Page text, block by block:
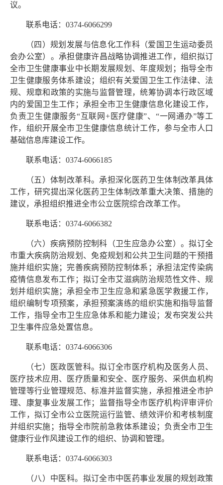
议。
联系电话：0374-6066299
（四）规划发展与信息化工作科（爱国卫生运动委员
会办公室）。承担健康许昌战略协调推进工作，组织拟订
全市卫生健康事业中长期发展规划、年度规划；指导全市
卫生健康服务体系建设；组织有关爱国卫生工作法律、法
规、规章和政策的实施与监督管理，统筹协调本行政区域
内的爱国卫生工作；承担全市卫生健康信息化建设工作，
负责卫生健康服务“互联网+医疗健康”、“一网通办”等工
作，组织开展全市卫生健康信息统计工作，参与全市人口
基础信息库建设工作。
联系电话：0374-6066185
（五）体制改革科。承担深化医药卫生体制改革具体
工作，研究提出深化医药卫生体制改革重大决策、措施的
建议，承担组织推进全市公立医院综合改革工作。
联系电话：0374-6066382
（六）疾病预防控制科（卫生应急办公室）。拟订全
市重大疾病防治规划、免疫规划和公共卫生问题的干预措
施并组织实施；完善疾病预防控制体系；承担法定传染病
疫情信息发布工作；拟订全市艾滋病防治规范性文件、规
划并组织实施；承担全市卫生应急和紧急医学救援工作，
组织编制专项预案，承担预案演练的组织实施和指导监督
工作，指导全市卫生应急体系和能力建设；发布突发公共
卫生事件应急处置信息。
联系电话：0374-6066306
（七）医政医管科。拟订全市医疗机构及医务人员、
医疗技术应用、医疗质量和安全、医疗服务、采供血机构
管理等行业管理规范、标准并监督实施，承担推进全市护
理、康复事业发展工作；监督指导全市医疗机构评审评价
工作，拟订全市公立医院运行监管、绩效评价和考核制度
并组织实施；指导全市院前急救体系建设；负责全市卫生
健康行业作风建设工作的组织、协调和管理。
联系电话：0374-6066303
（八）中医科。拟订全市中医药事业发展的规划政策